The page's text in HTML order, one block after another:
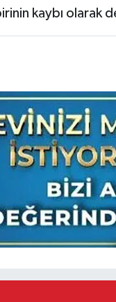
kaybı olarak